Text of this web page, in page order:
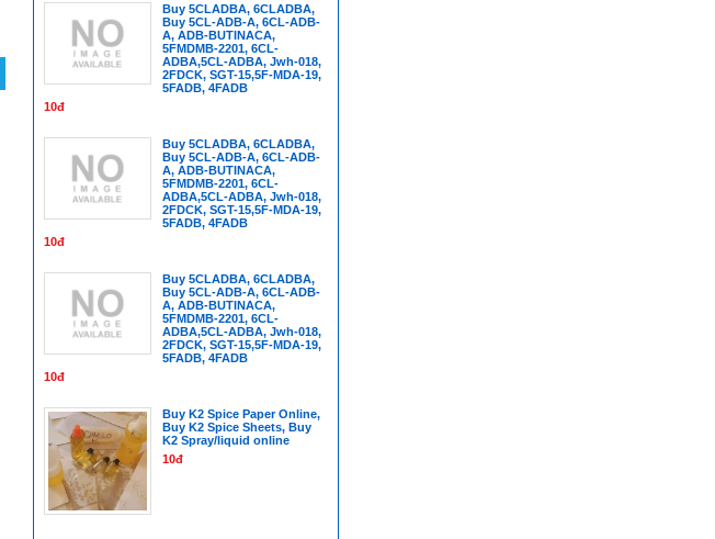
Buy 5CLADBA, 6CLADBA,
Buy 5CL-ADB-A, 6CL-ADB-
A, ADB-BUTINACA,
5FMDMB-2201, 6CL-
ADBA,5CL-ADBA, Jwh-018,
2FDCK, SGT-15,5F-MDA-19,
5FADB, 4FADB
10đ
Buy 5CLADBA, 6CLADBA,
Buy 5CL-ADB-A, 6CL-ADB-
A, ADB-BUTINACA,
5FMDMB-2201, 6CL-
ADBA,5CL-ADBA, Jwh-018,
2FDCK, SGT-15,5F-MDA-19,
5FADB, 4FADB
10đ
Buy 5CLADBA, 6CLADBA,
Buy 5CL-ADB-A, 6CL-ADB-
A, ADB-BUTINACA,
5FMDMB-2201, 6CL-
ADBA,5CL-ADBA, Jwh-018,
2FDCK, SGT-15,5F-MDA-19,
5FADB, 4FADB
10đ
Buy K2 Spice Paper Online,
Buy K2 Spice Sheets, Buy
K2 Spray/liquid online
10đ